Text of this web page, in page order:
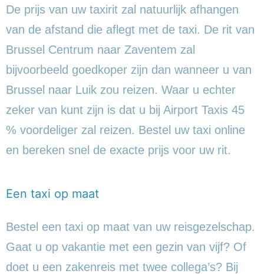
De prijs van uw taxirit zal natuurlijk afhangen
van de afstand die aflegt met de taxi. De rit van
Brussel Centrum naar Zaventem zal
bijvoorbeeld goedkoper zijn dan wanneer u van
Brussel naar Luik zou reizen. Waar u echter
zeker van kunt zijn is dat u bij Airport Taxis 45
% voordeliger zal reizen. Bestel uw taxi online
en bereken snel de exacte prijs voor uw rit.
Een taxi op maat
Bestel een taxi op maat van uw reisgezelschap.
Gaat u op vakantie met een gezin van vijf? Of
doet u een zakenreis met twee collega’s? Bij